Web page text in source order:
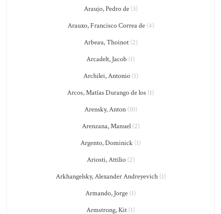
Araujo, Pedro de(3)
Arauxo, Francisco Correa de(4)
Arbeau, Thoinot(2)
Arcadelt, Jacob (1)
Archilei, Antonio(1)
Arcos, Matías Durango de los (1)
Arensky, Anton(10)
Arenzana, Manuel(2)
Argento, Dominick (1)
Ariosti, Attilio(2)
Arkhangelsky, Alexander Andreyevich(1)
Armando, Jorge (1)
Armstrong, Kit (1)